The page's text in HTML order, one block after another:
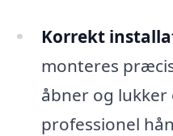
Korrekt
monteres
åbner og
professionel